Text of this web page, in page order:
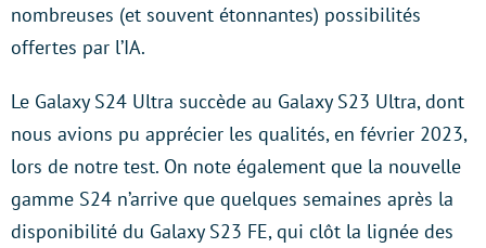
nombreuses (et souvent étonnantes) possibilités
offertes par l’IA.
Le Galaxy S24 Ultra succède au Galaxy S23 Ultra, dont
nous avions pu apprécier les qualités, en février 2023,
lors de notre test. On note également que la nouvelle
gamme S24 n’arrive que quelques semaines après la
disponibilité du Galaxy S23 FE, qui clôt la lignée des